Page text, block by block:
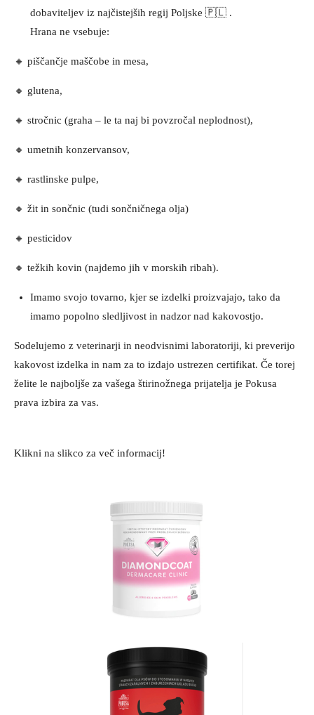
dobaviteljev iz najčistejših regij Poljske 🇵🇱 .
Hrana ne vsebuje:
🔸 piščančje maščobe in mesa,
🔸 glutena,
🔸 stročnic (graha – le ta naj bi povzročal neplodnost),
🔸 umetnih konzervansov,
🔸 rastlinske pulpe,
🔸 žit in sončnic (tudi sončničnega olja)
🔸 pesticidov
🔸 težkih kovin (najdemo jih v morskih ribah).
Imamo svojo tovarno, kjer se izdelki proizvajajo, tako da
imamo popolno sledljivost in nadzor nad kakovostjo.
Sodelujemo z veterinarji in neodvisnimi laboratoriji, ki preverijo
kakovost izdelka in nam za to izdajo ustrezen certifikat. Če torej
želite le najboljše za vašega štirinožnega prijatelja je Pokusa
prava izbira za vas.
Klikni na slikco za več informacij!